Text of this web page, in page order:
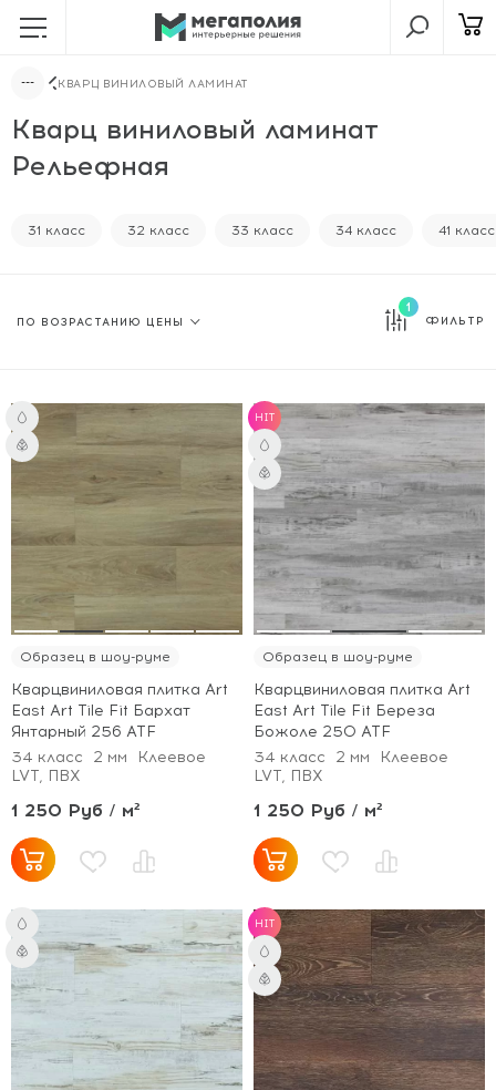
КВАРЦ ВИНИЛОВЫЙ ЛАМИНАТ
Кварц виниловый ламинат
Рельефная
31 класс 32 класс 33 класс 34 класс 41 класс
1
ФИЛЬТР
Образец в шоу-руме
Кварцвиниловая плитка Art
East Art Tile Fit Бархат
Янтарный 256 ATF
34 класс
2 мм
Клеевое
LVT, ПВХ
1 250 Руб / м²
HIT
Образец в шоу-руме
Кварцвиниловая плитка Art
East Art Tile Fit Береза
Божоле 250 ATF
34 класс
2 мм
Клеевое
LVT, ПВХ
1 250 Руб / м²
HIT